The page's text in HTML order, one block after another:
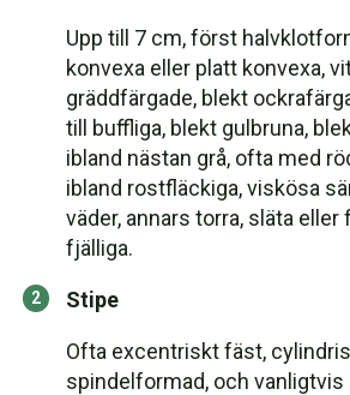
Upp till 7 cm, först
konvexa eller platt konvexa,
gräddfärgade, blekt
till buffliga, blekt gulbruna,
ibland nästan grå, ofta med
ibland rostfläckiga, viskösa
väder, annars torra, släta eller
fjälliga.
Stipe
Ofta excentriskt fäst,
spindelformad, och vanligtvis